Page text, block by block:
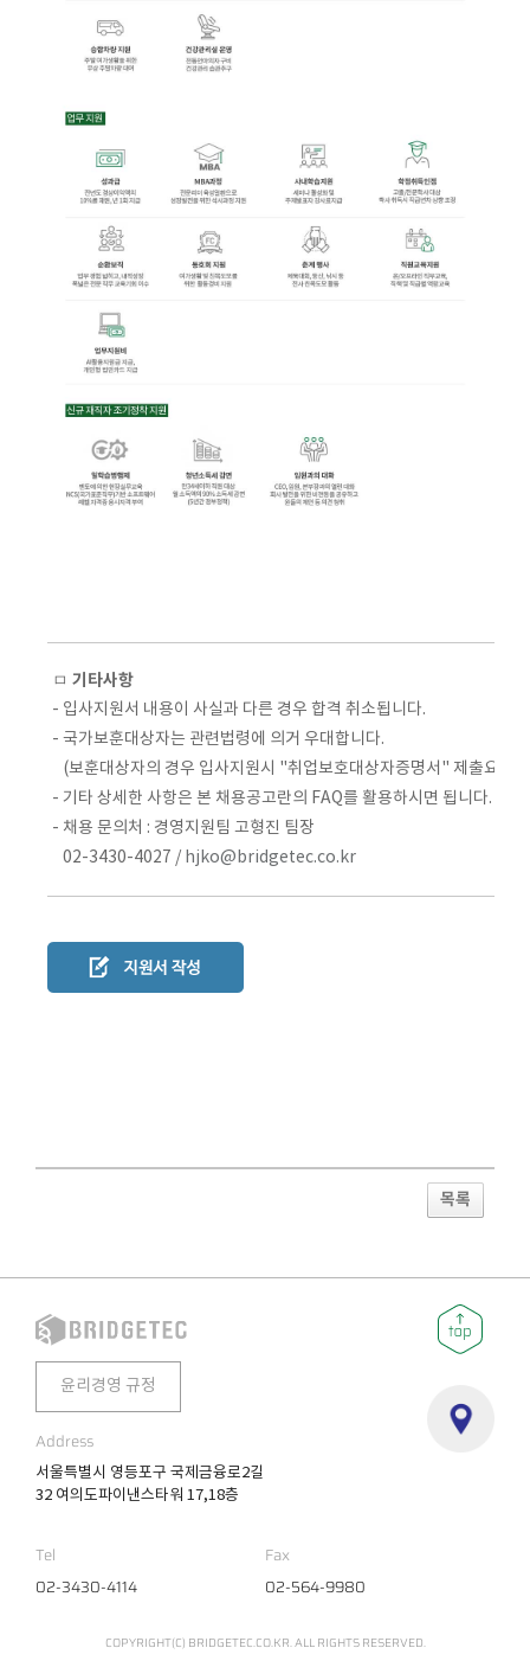
ㅁ ​​​​기타사항
- 입사지원서 내용이 사실과 다른 경우 합격 취소됩니다.
- 국가보훈대상자는 관련법령에 의거 우대합니다.
(보훈대상자의 경우 입사지원시 "취업보호대상자증명서" 제출요망)
- 기타 상세한 사항은 본 채용공고란의 FAQ를 활용하시면 됩니다.
- 채용 문의처 : 경영지원팀 고형진 팀장
02-3430-4027 / hjko@bridgetec.co.kr
목록
윤리경영 규정
Address
서울특별시 영등포구 국제금융로2길
32 여의도파이낸스타워 17,18층
Tel
02-3430-4114
Fax
02-564-9980
COPYRIGHT(C) BRIDGETEC.CO.KR. ALL RIGHTS RESERVED.